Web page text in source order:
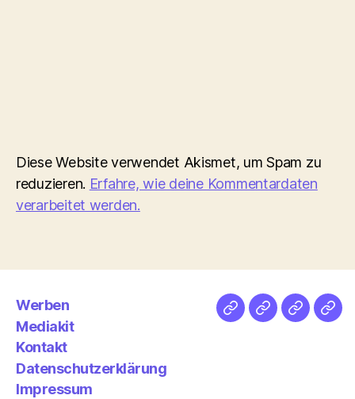
Diese Website verwendet Akismet, um Spam zu
reduzieren. Erfahre, wie deine Kommentardaten
verarbeitet werden.
Werben
Mediakit
Kontakt
Datenschutzerklärung
Impressum
NetzMedien